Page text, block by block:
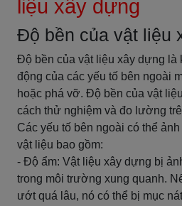
liệu xây dựng
Độ bền của vật liệu
Độ bền của vật liệu xây dựng là
động của các yếu tố bên ngoài
hoặc phá vỡ. Độ bền của vật
cách thử nghiệm và đo lường
Các yếu tố bên ngoài có thể
vật liệu bao gồm:
- Độ ẩm: Vật liệu xây dựng bị
trong môi trường xung quanh.
ướt quá lâu, nó có thể bị mục